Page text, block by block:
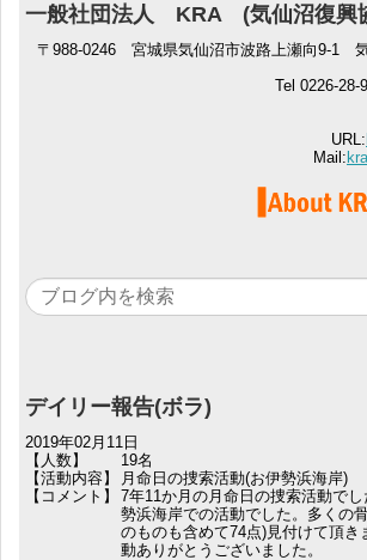
一般社団法人 KRA (気仙沼復興
〒988-0246 宮城県気仙沼市波路上瀬向9-1
Tel 0226-28-
URL:
Mail:
デイリー報告(ボラ)
2019年02月11日
【人数】
19名
【活動内容】
月命日の捜索活動(お伊勢浜海岸)
【コメント】
7年11か月の月命日の捜索活動で
勢浜海岸での活動でした。多くの
のものも含めて74点)見付けて頂き
動ありがとうございました。